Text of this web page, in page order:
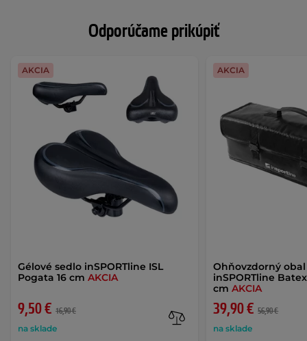
Odporúčame prikúpiť
Gélové sedlo inSPORTline ISL
Pogata 16 cm AKCIA
9,50 € 16,90 €
na sklade
AKCIA
Ohňovzdorný
inSPORTline
cmAKCIA
39,90 € 56,90 €
na sklade
AKCIA